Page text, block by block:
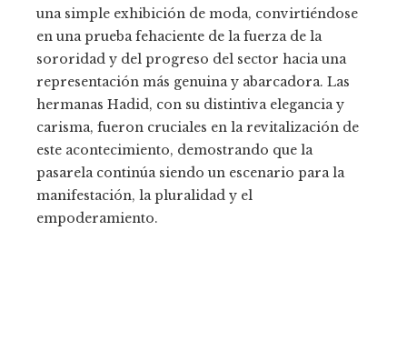
una simple exhibición de moda, convirtiéndose
en una prueba fehaciente de la fuerza de la
sororidad y del progreso del sector hacia una
representación más genuina y abarcadora. Las
hermanas Hadid, con su distintiva elegancia y
carisma, fueron cruciales en la revitalización de
este acontecimiento, demostrando que la
pasarela continúa siendo un escenario para la
manifestación, la pluralidad y el
empoderamiento.